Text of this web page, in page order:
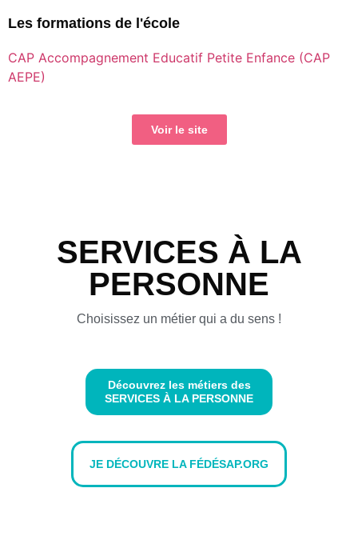
Les formations de l'école
CAP Accompagnement Educatif Petite Enfance (CAP
AEPE)
Voir le site
SERVICES À LA
PERSONNE
Choisissez un métier qui a du sens !
Découvrez les métiers des
SERVICES À LA PERSONNE
JE DÉCOUVRE LA FÉDÉSAP.ORG